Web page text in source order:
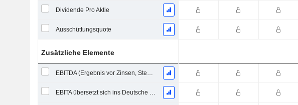
Dividende Pro Aktie
Ausschüttungsquote
Zusätzliche Elemente
EBITDA (Ergebnis vor Zinsen, Steuern, Abschreibungen auf immaterielle Vermögenswerte und Sachanlagen)
EBITA übersetzt sich ins Deutsche als "Ergebnis vor Zinsen, Steuern und Abschreibungen".